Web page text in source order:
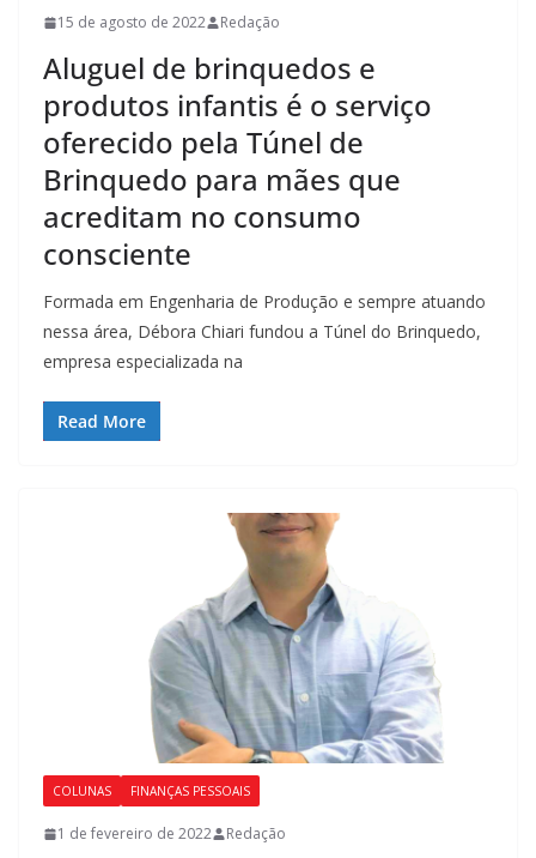
15 de agosto de 2022 Redação
Aluguel de brinquedos e
produtos infantis é o serviço
oferecido pela Túnel de
Brinquedo para mães que
acreditam no consumo
consciente
Formada em Engenharia de Produção e sempre atuando
nessa área, Débora Chiari fundou a Túnel do Brinquedo,
empresa especializada na
Read More
COLUNAS FINANÇAS PESSOAIS
1 de fevereiro de 2022 Redação